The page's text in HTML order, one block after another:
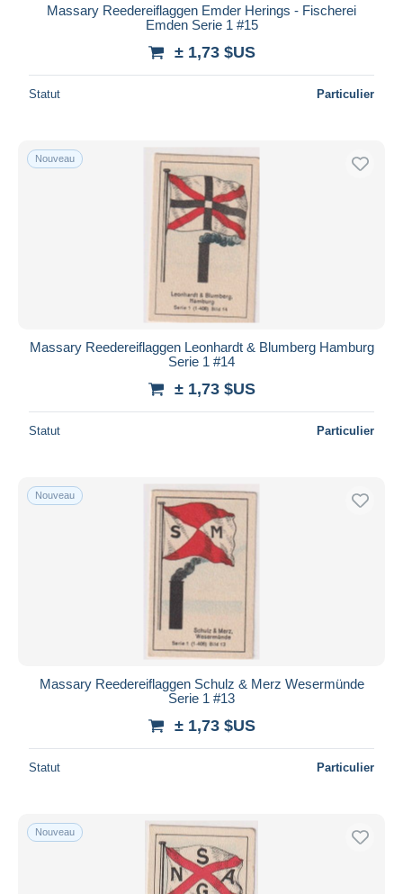
Massary Reedereiflaggen Emder Herings - Fischerei
Emden Serie 1 #15
± 1,73 $US
Statut Particulier
Nouveau
Massary Reedereiflaggen Leonhardt & Blumberg Hamburg
Serie 1 #14
± 1,73 $US
Statut Particulier
Nouveau
Massary Reedereiflaggen Schulz & Merz Wesermünde
Serie 1 #13
± 1,73 $US
Statut Particulier
Nouveau